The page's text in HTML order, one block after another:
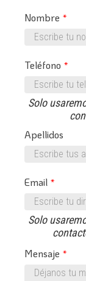
Nombre
Teléfono
Solo
Apellidos
Email
Solo
Mensaje